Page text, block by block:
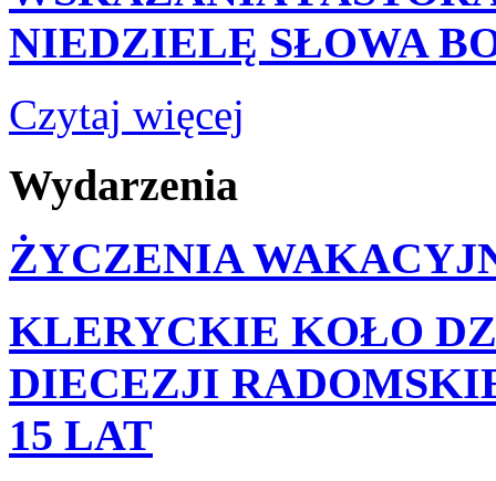
NIEDZIELĘ SŁOWA
Czytaj więcej
Wydarzenia
ŻYCZENIA
KLERYCKIE KOŁO
DIECEZJI
15 LAT